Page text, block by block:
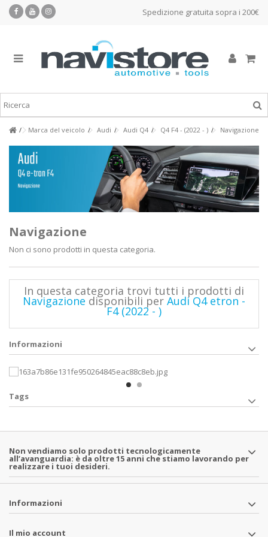
Spedizione gratuita sopra i 200€
Marca del veicolo Audi Audi Q4 Q4 F4 - (2022 - ) Navigazione
Navigazione
Non ci sono prodotti in questa categoria.
In questa categoria trovi tutti i prodotti di
Navigazione disponibili per Audi Q4 etron -
F4 (2022 - )
Informazioni
Tags
Non vendiamo solo prodotti tecnologicamente
all’avanguardia: è da oltre 15 anni che stiamo lavorando per
realizzare i tuoi desideri.
Informazioni
Il mio account